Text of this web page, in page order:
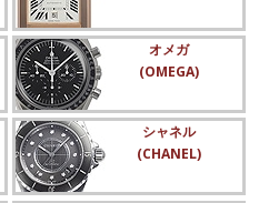
オメガ
(OMEGA)
シャネル
(CHANEL)